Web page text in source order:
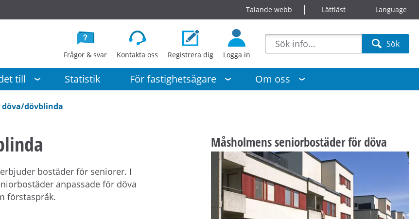
å
n
n
Talande webb Lättläst Language
Frågor & svar Kontakta oss Registrera dig Logga in
sökförslag Sök
Sök
till Statistik För fastighetsägare Om oss
dövblinda
bostäder för seniorer. I
anpassade för döva
förstaspråk.
Måsholmens seniorbostäder för döva